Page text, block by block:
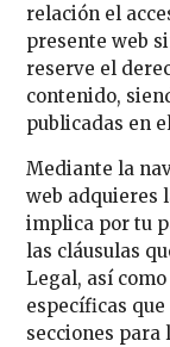
relación el
presente web
reserve el
contenido,
publicadas en
Mediante la
web adquieres
implica por tu
las cláusulas
Legal, así
específicas
secciones para